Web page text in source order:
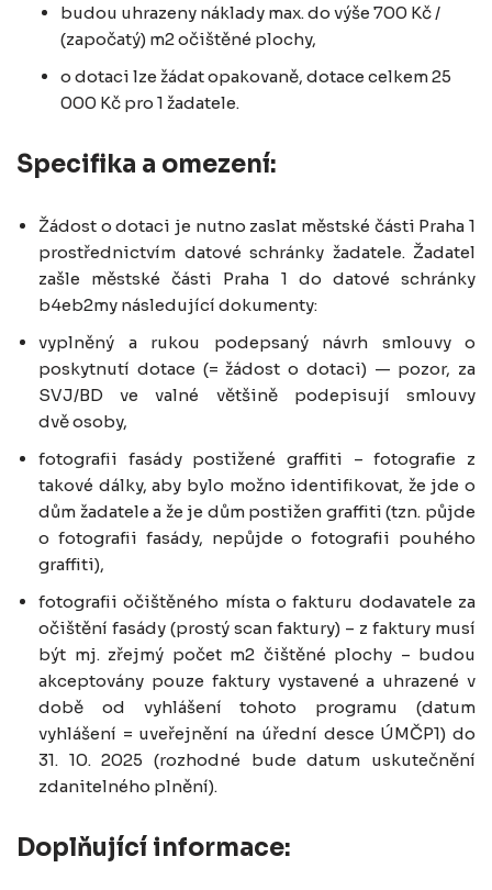
budou uhrazeny náklady max. do výše 700 Kč /
(započatý) m2 očištěné plochy,
o dotaci lze žádat opakovaně, dotace celkem 25
000 Kč pro 1 žadatele.
Specifika a omezení:
Žádost o dotaci je nutno zaslat městské části Praha 1
prostřednictvím datové schránky žadatele. Žadatel
zašle městské části Praha 1 do datové schránky
b4eb2my následující dokumenty:
vyplněný a rukou podepsaný návrh smlouvy o
poskytnutí dotace (= žádost o dotaci) — pozor, za
SVJ/BD ve valné většině podepisují smlouvy
dvě osoby,
fotografii fasády postižené graffiti – fotografie z
takové dálky, aby bylo možno identifikovat, že jde o
dům žadatele a že je dům postižen graffiti (tzn. půjde
o fotografii fasády, nepůjde o fotografii pouhého
graffiti),
fotografii očištěného místa o fakturu dodavatele za
očištění fasády (prostý scan faktury) – z faktury musí
být mj. zřejmý počet m2 čištěné plochy – budou
akceptovány pouze faktury vystavené a uhrazené v
době od vyhlášení tohoto programu (datum
vyhlášení = uveřejnění na úřední desce ÚMČP1) do
31. 10. 2025 (rozhodné bude datum uskutečnění
zdanitelného plnění).
Doplňující informace: